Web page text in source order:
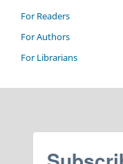
For Readers
For Authors
For Librarians